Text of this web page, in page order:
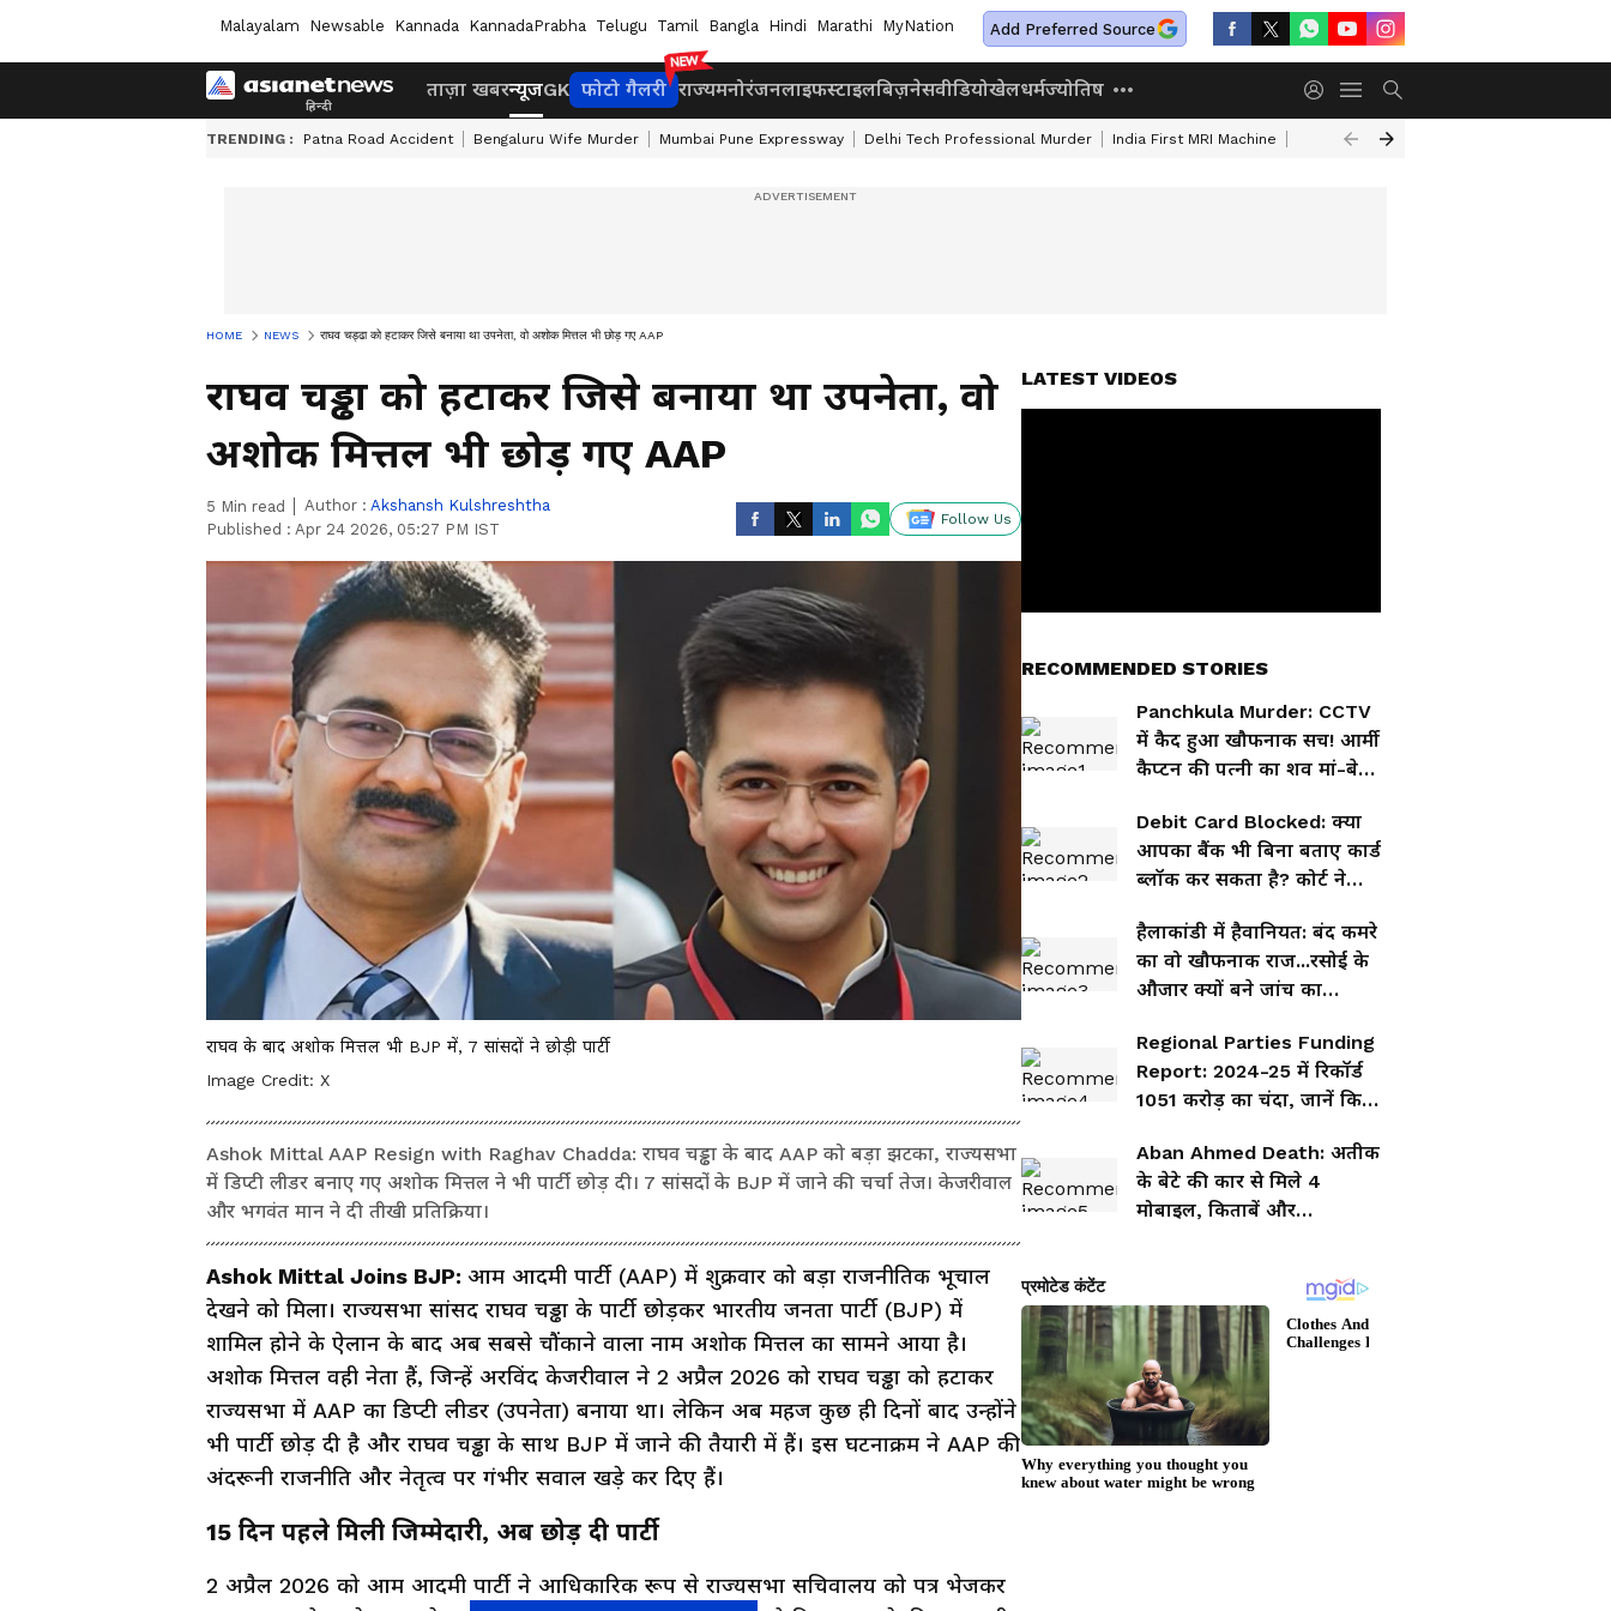
Malayalam Newsable Kannada KannadaPrabha Telugu Tamil Bangla Hindi Marathi MyNation Add Preferred Source
ताज़ा खबरन्यूजGK फोटो गैलरी राज्यमनोरंजनलाइफस्टाइलबिज़नेसवीडियोखेलधर्मज्योतिष
TRENDING : Patna Road Accident Bengaluru Wife Murder Mumbai Pune Expressway Delhi Tech Professional Murder India First MRI Machine Independence Day Speech In Hindi
HOME NEWS राघव चड्ढा को हटाकर जिसे बनाया था उपनेता, वो अशोक मित्तल भी छोड़ गए AAP
राघव चड्ढा को हटाकर जिसे बनाया था उपनेता, वो
अशोक मित्तल भी छोड़ गए AAP
5 Min read Author : Akshansh Kulshreshtha
Published : Apr 24 2026, 05:27 PM IST
Follow Us
राघव के बाद अशोक मित्तल भी BJP में, 7 सांसदों ने छोड़ी पार्टी
Image Credit: X
Ashok Mittal AAP Resign with Raghav Chadda: राघव चड्ढा के बाद AAP को बड़ा झटका, राज्यसभा
में डिप्टी लीडर बनाए गए अशोक मित्तल ने भी पार्टी छोड़ दी। 7 सांसदों के BJP में जाने की चर्चा तेज। केजरीवाल
और भगवंत मान ने दी तीखी प्रतिक्रिया।
Ashok Mittal Joins BJP: आम आदमी पार्टी (AAP) में शुक्रवार को बड़ा राजनीतिक भूचाल
देखने को मिला। राज्यसभा सांसद राघव चड्ढा के पार्टी छोड़कर भारतीय जनता पार्टी (BJP) में
शामिल होने के ऐलान के बाद अब सबसे चौंकाने वाला नाम अशोक मित्तल का सामने आया है।
अशोक मित्तल वही नेता हैं, जिन्हें अरविंद केजरीवाल ने 2 अप्रैल 2026 को राघव चड्ढा को हटाकर
राज्यसभा में AAP का डिप्टी लीडर (उपनेता) बनाया था। लेकिन अब महज कुछ ही दिनों बाद उन्होंने
भी पार्टी छोड़ दी है और राघव चड्ढा के साथ BJP में जाने की तैयारी में हैं। इस घटनाक्रम ने AAP की
अंदरूनी राजनीति और नेतृत्व पर गंभीर सवाल खड़े कर दिए हैं।
15 दिन पहले मिली जिम्मेदारी, अब छोड़ दी पार्टी
2 अप्रैल 2026 को आम आदमी पार्टी ने आधिकारिक रूप से राज्यसभा सचिवालय को पत्र भेजकर
LATEST VIDEOS
RECOMMENDED STORIES
Panchkula Murder: CCTV
में कैद हुआ खौफनाक सच! आर्मी
कैप्टन की पत्नी का शव मां-बेटे
Debit Card Blocked: क्या
आपका बैंक भी बिना बताए कार्ड
ब्लॉक कर सकता है? कोर्ट ने
फैसला
हैलाकांडी में हैवानियत: बंद कमरे
का वो खौफनाक राज...रसोई के
औजार क्यों बने जांच का
Regional Parties Funding
Report: 2024-25 में रिकॉर्ड
1051 करोड़ का चंदा, जानें किस
Aban Ahmed Death: अतीक
के बेटे की कार से मिले 4
मोबाइल, किताबें और